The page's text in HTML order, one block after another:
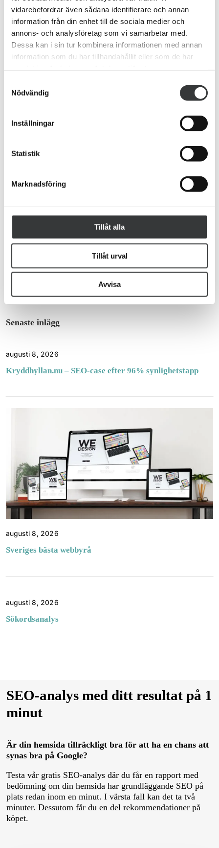
vidarebefordrar även sådana identifierare och annan
information från din enhet till de sociala medier och
annons- och analysföretag som vi samarbetar med.
Dessa kan i sin tur kombinera informationen med annan
information som du har tillhandahållit eller som de har
Nödvändig
Inställningar
Statistik
Marknadsföring
Tillåt alla
Tillåt urval
Avvisa
Kom i kontakt med oss
Har du frågor eller vill anlita oss?
Senaste inlägg
augusti 8, 2026
Kryddhyllan.nu – SEO-case efter 96% synlighetstapp
augusti 8, 2026
Sveriges bästa webbyrå
augusti 8, 2026
Sökordsanalys
SEO-analys med ditt resultat på 1
minut
Är din hemsida tillräckligt bra för att ha en chans att
synas bra på Google?
Testa vår gratis SEO-analys där du får en rapport med
bedömning om din hemsida har grundläggande SEO på
plats redan inom en minut. I värsta fall kan det ta två
minuter. Dessutom får du en del rekommendationer på
köpet.